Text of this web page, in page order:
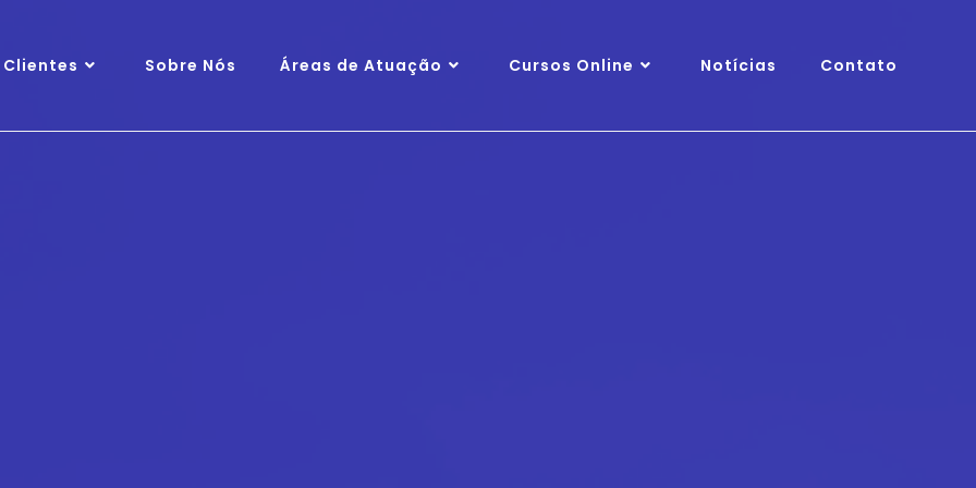
Clientes Sobre Nós Áreas de Atuação Cursos Online Notícias Contato